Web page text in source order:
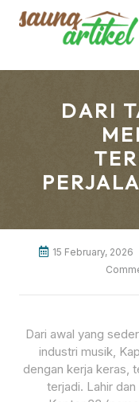
DARI
15 February, 2026
Dari awal yang
industri musik,
dengan kerja keras,
terjadi. Lahir